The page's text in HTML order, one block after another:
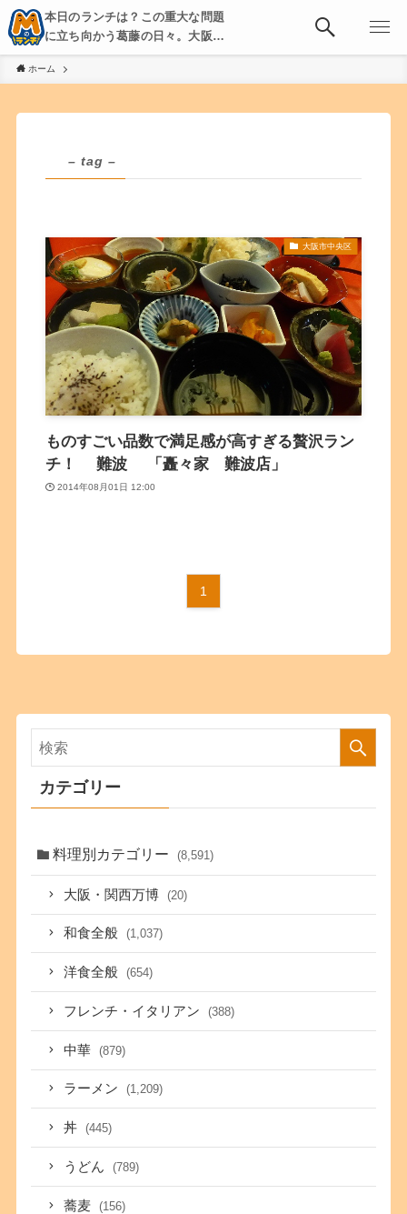
本日のランチは？この重大な問題
に立ち向かう葛藤の日々。大阪・
京都・神戸を中心とした食べ歩
き、飲み歩きを綴る。
ホーム
– tag –
大阪市中央区
ものすごい品数で満足感が高すぎる贅沢ラン
チ！ 難波 「矗々家 難波店」
2014年08月01日 12:00
1
カテゴリー
料理別カテゴリー (8,591)
大阪・関西万博 (20)
和食全般 (1,037)
洋食全般 (654)
フレンチ・イタリアン (388)
中華 (879)
ラーメン (1,209)
丼 (445)
うどん (789)
蕎麦 (156)